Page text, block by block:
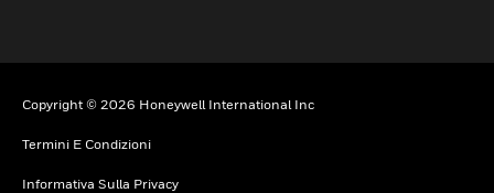
Copyright © 2026 Honeywell International Inc
Termini E Condizioni
Informativa Sulla Privacy